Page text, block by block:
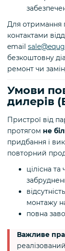
Для отримання
контактами
email
безкоштовну
ремонт чи
Умови
дилерів
Пристрої від
протягом не
придбання і
повторний
цілісна
монтажу
повна
Важливе